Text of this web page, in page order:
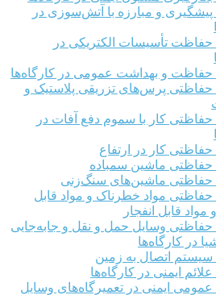
پیشگیری و مبارزه با آتش‌سوزی در
حفاظت تأسیسات الکتریکی در
حفاظت و بهداشت عمومی در کارگاه‌ها
حفاظتی پرس‌های تزریقی پلاستیک و
حفاظتی کار با سموم دفع آفات در
حفاظتی کار در ارتفاع
حفاظتی ماشین سمباده
حفاظتی ماشین‌های سنگ‌زنی
حفاظتی مواد خطرناک و مواد قابل
مواد قابل انفجار
حفاظتی وسایل حمل و نقل و جابه‌جایی
در کارگاه‌ها
سیستم اتصال به زمین
علائم ایمنی در کارگاه‌ها
عمومی ایمنی در تعمیرگاه‌های وسایل